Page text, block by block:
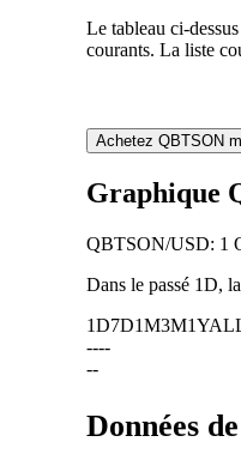
Le tableau ci-
courants. La liste
Achetez QBTSON
Graphique
QBTSON/USD: 1
Dans le passé 1D,
1D7D1M3M1Y
----
--
Données